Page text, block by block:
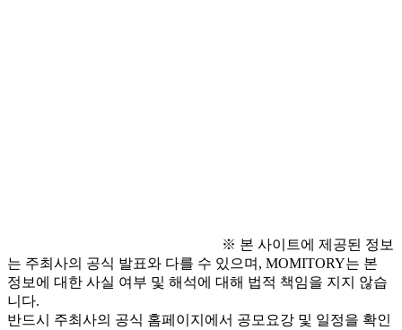
※ 본 사이트에 제공된 정보
는 주최사의 공식 발표와 다를 수 있으며, MOMITORY는 본
정보에 대한 사실 여부 및 해석에 대해 법적 책임을 지지 않습
니다.
반드시 주최사의 공식 홈페이지에서 공모요강 및 일정을 확인